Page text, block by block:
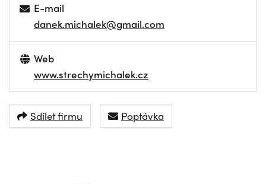
E-mail
danek.michalek@gmail.com
Web
www.strechymichalek.cz
Sdílet firmu Poptávka